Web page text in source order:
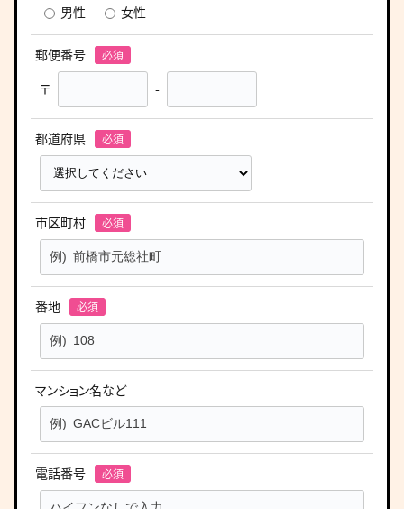
男性 女性
郵便番号
〒
-
都道府県
市区町村
番地
マンション名など
電話番号